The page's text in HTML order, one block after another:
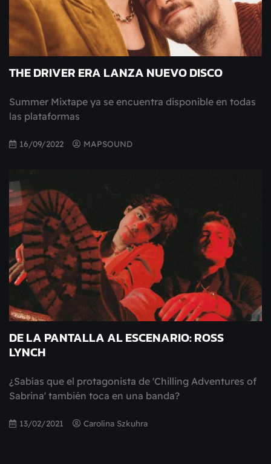
THE DRIVER ERA LANZA NUEVO DISCO
Summer Mixtape ya se encuentra disponible en todas
las plataformas
16/09/2022 MAPSOUND
DE LA PANTALLA AL ESCENARIO: ROSS
LYNCH
¿Sabías que el protagonista de 'Chilling Adventures of
Sabrina' también toca en una banda?
13/02/2021 Carolina Szkuhra